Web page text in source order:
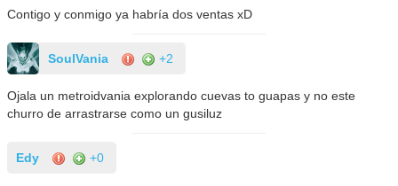
Contigo y conmigo ya habría dos ventas xD
SoulVania +2
Ojala un metroidvania explorando cuevas to guapas y no este
churro de arrastrarse como un gusiluz
Edy +0